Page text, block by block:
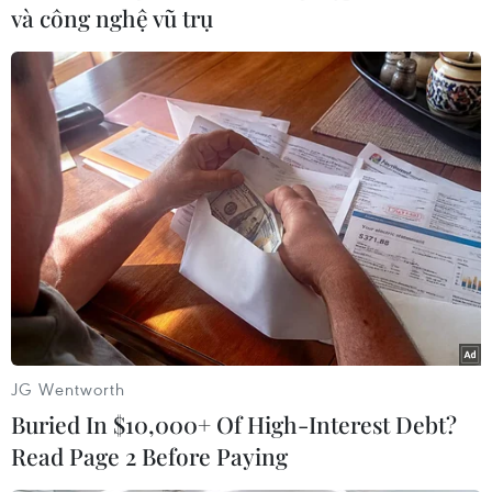
nhập ngày càng nới rộng ở nước này đang trở
thành một vấn đề đáng báo động./.
(TTXVN/Vietnam+)
và công nghệ vũ trụ
JG Wentworth
Buried In $10,000+ Of High-Interest Debt?
Read Page 2 Before Paying